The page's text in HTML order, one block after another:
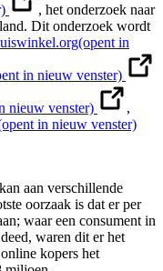
, het onderzoek naar
Dit onderzoek wordt
(opent in
in nieuw venster)
nieuw venster)
,
in nieuw venster)
aan verschillende
oorzaak is dat er per
waar een consument in
waren dit er het
kopers het